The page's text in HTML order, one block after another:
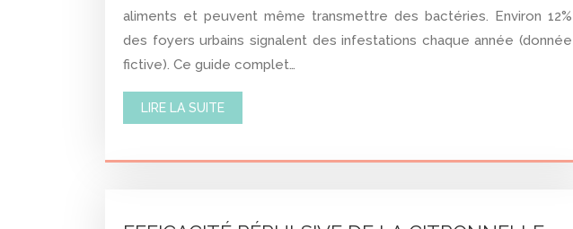
aliments et peuvent même transmettre des bactéries. Environ 12%
des foyers urbains signalent des infestations chaque année (donnée
fictive). Ce guide complet…
LIRE LA SUITE